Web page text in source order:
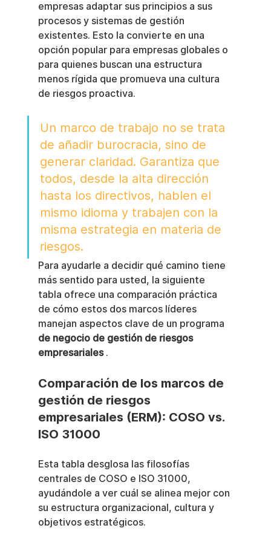
empresas adaptar sus principios a sus
procesos y sistemas de gestión
existentes. Esto la convierte en una
opción popular para empresas globales o
para quienes buscan una estructura
menos rígida que promueva una cultura
de riesgos proactiva.
Un marco de trabajo no se trata
de añadir burocracia, sino de
generar claridad. Garantiza que
todos, desde la alta dirección
hasta los directivos, hablen el
mismo idioma y trabajen con la
misma estrategia en materia de
riesgos.
Para ayudarle a decidir qué camino tiene
más sentido para usted, la siguiente
tabla ofrece una comparación práctica
de cómo estos dos marcos líderes
manejan aspectos clave de un programa
de negocio de gestión de riesgos
empresariales .
Comparación de los marcos de
gestión de riesgos
empresariales (ERM): COSO vs.
ISO 31000
Esta tabla desglosa las filosofías
centrales de COSO e ISO 31000,
ayudándole a ver cuál se alinea mejor con
su estructura organizacional, cultura y
objetivos estratégicos.